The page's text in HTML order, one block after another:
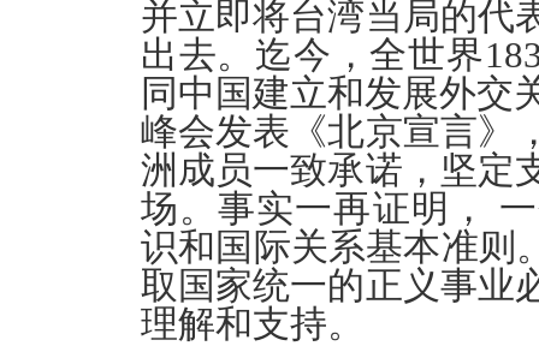
并立即将台湾当局的代
出去。迄今，全世界
同中国建立和发展外交
峰会发表《北京宣言》
洲成员一致承诺，坚定
场。事实一再证明，
识和国际关系基本准则
取国家统一的正义事业
理解和支持。